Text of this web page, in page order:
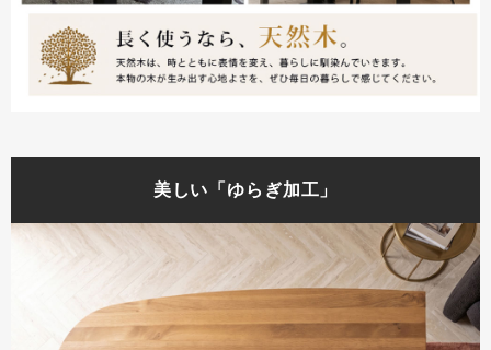
美しい「ゆらぎ加工」